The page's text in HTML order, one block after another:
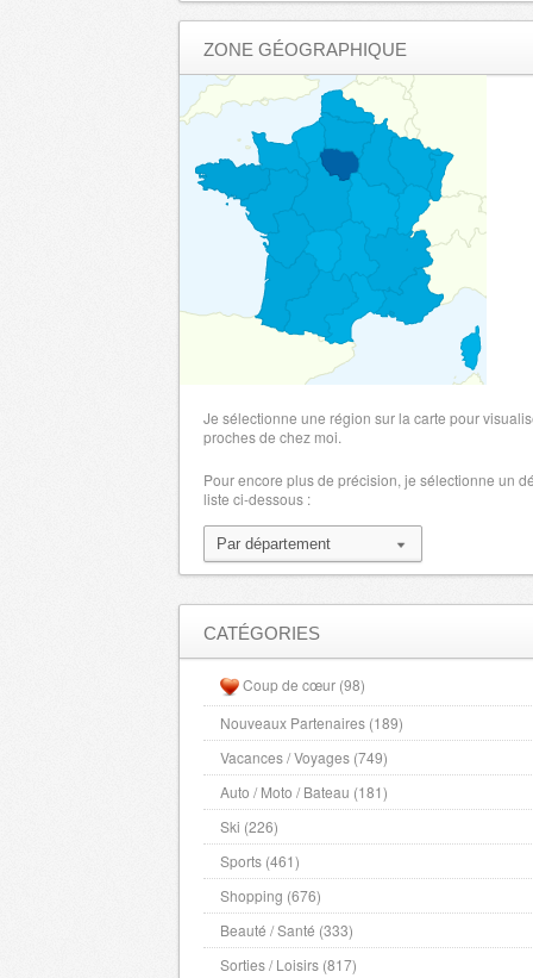
Haute Garonne - 31000 , (fr)
Gers - 32000 , (fr)
Gironde - 33000 , (fr)
Herault - 34000 , (fr)
Ille et Vilaine - 35000 , (fr)
Indre - 36000 , (fr)
Indre et Loire - 37000 , (fr)
- 38000 , (fr)
- 39000 , (fr)
Alpes de Haute Provence - 4000 , (fr)
- 40000 , (fr)
- 41000 , (fr)
Haute Loire - 43000 , (fr)
LoireAtlantique
Loiret - 45000 , (fr)
Lot - 46000 , (fr)
Lot et Garonne - 47000 , (fr)
Lozere
Maine et Loire
Hautes Alpes - 5000 , (fr)
Manche - 50000 , (fr)
Marne - 51000 , (fr)
Haute Marne - 52000 , (fr)
Mayenne - 53000 , (fr)
Meurthe et Moselle
Meuse - 55000 , (fr)
Morbihan - 56000 , (fr)
Moselle - 57000 , (fr)
Nievre - 58000 , (fr)
ZONE GÉOGRAPHIQUE
Je sélectionne une région sur la carte pour
proches de chez moi.
Pour encore plus de précision, je sélectionne un
liste ci-dessous :
CATÉGORIES
Coup de cœur (98)
Nouveaux Partenaires (189)
Vacances / Voyages (749)
Auto / Moto / Bateau (181)
Ski (226)
Sports (461)
Shopping (676)
Beauté / Santé (333)
Sorties / Loisirs (817)